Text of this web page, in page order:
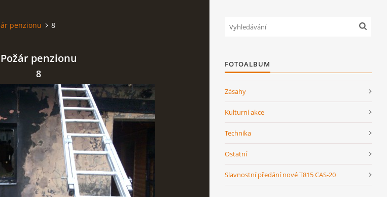
penzionu 8
Požár penzionu
8
FOTOALBUM
Zásahy
Kulturní akce
Technika
Ostatní
Slavnostní předání nové T815 CAS-20